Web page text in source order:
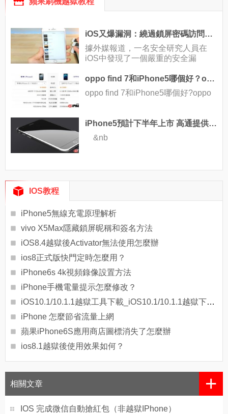
iOS又爆漏洞：繞過鎖屏密碼訪問照片和消息
據外媒報道，一名安全研究人員在
iOS中發現了一個嚴重的安全漏
oppo find 7和iPhone5哪個好？oppo find 7對比iPhone5
oppo find 7和iPhone5哪個好?oppo
iPhone5預計下半年上市 高通提供4G LTE芯片
&nb
IOS教程
iPhone5無線充電原理解析
vivo X5Max隱藏鎖屏昵稱和簽名方法
iOS8.4越獄後Activator無法使用怎麼辦
ios8正式版快門定時怎麼用？
iPhone6s 4k視頻錄像設置方法
iPhone手機電量提示怎麼修改？
iOS10.1/10.1.1越獄工具下載_iOS10.1/10.1.1越獄下載地址
iPhone 怎麼節省流量上網
蘋果iPhone6S應用商店圖標消失了怎麼辦
ios8.1越獄後使用效果如何？
相關文章 +
IOS 完成微信自動搶紅包（非越獄IPhone）